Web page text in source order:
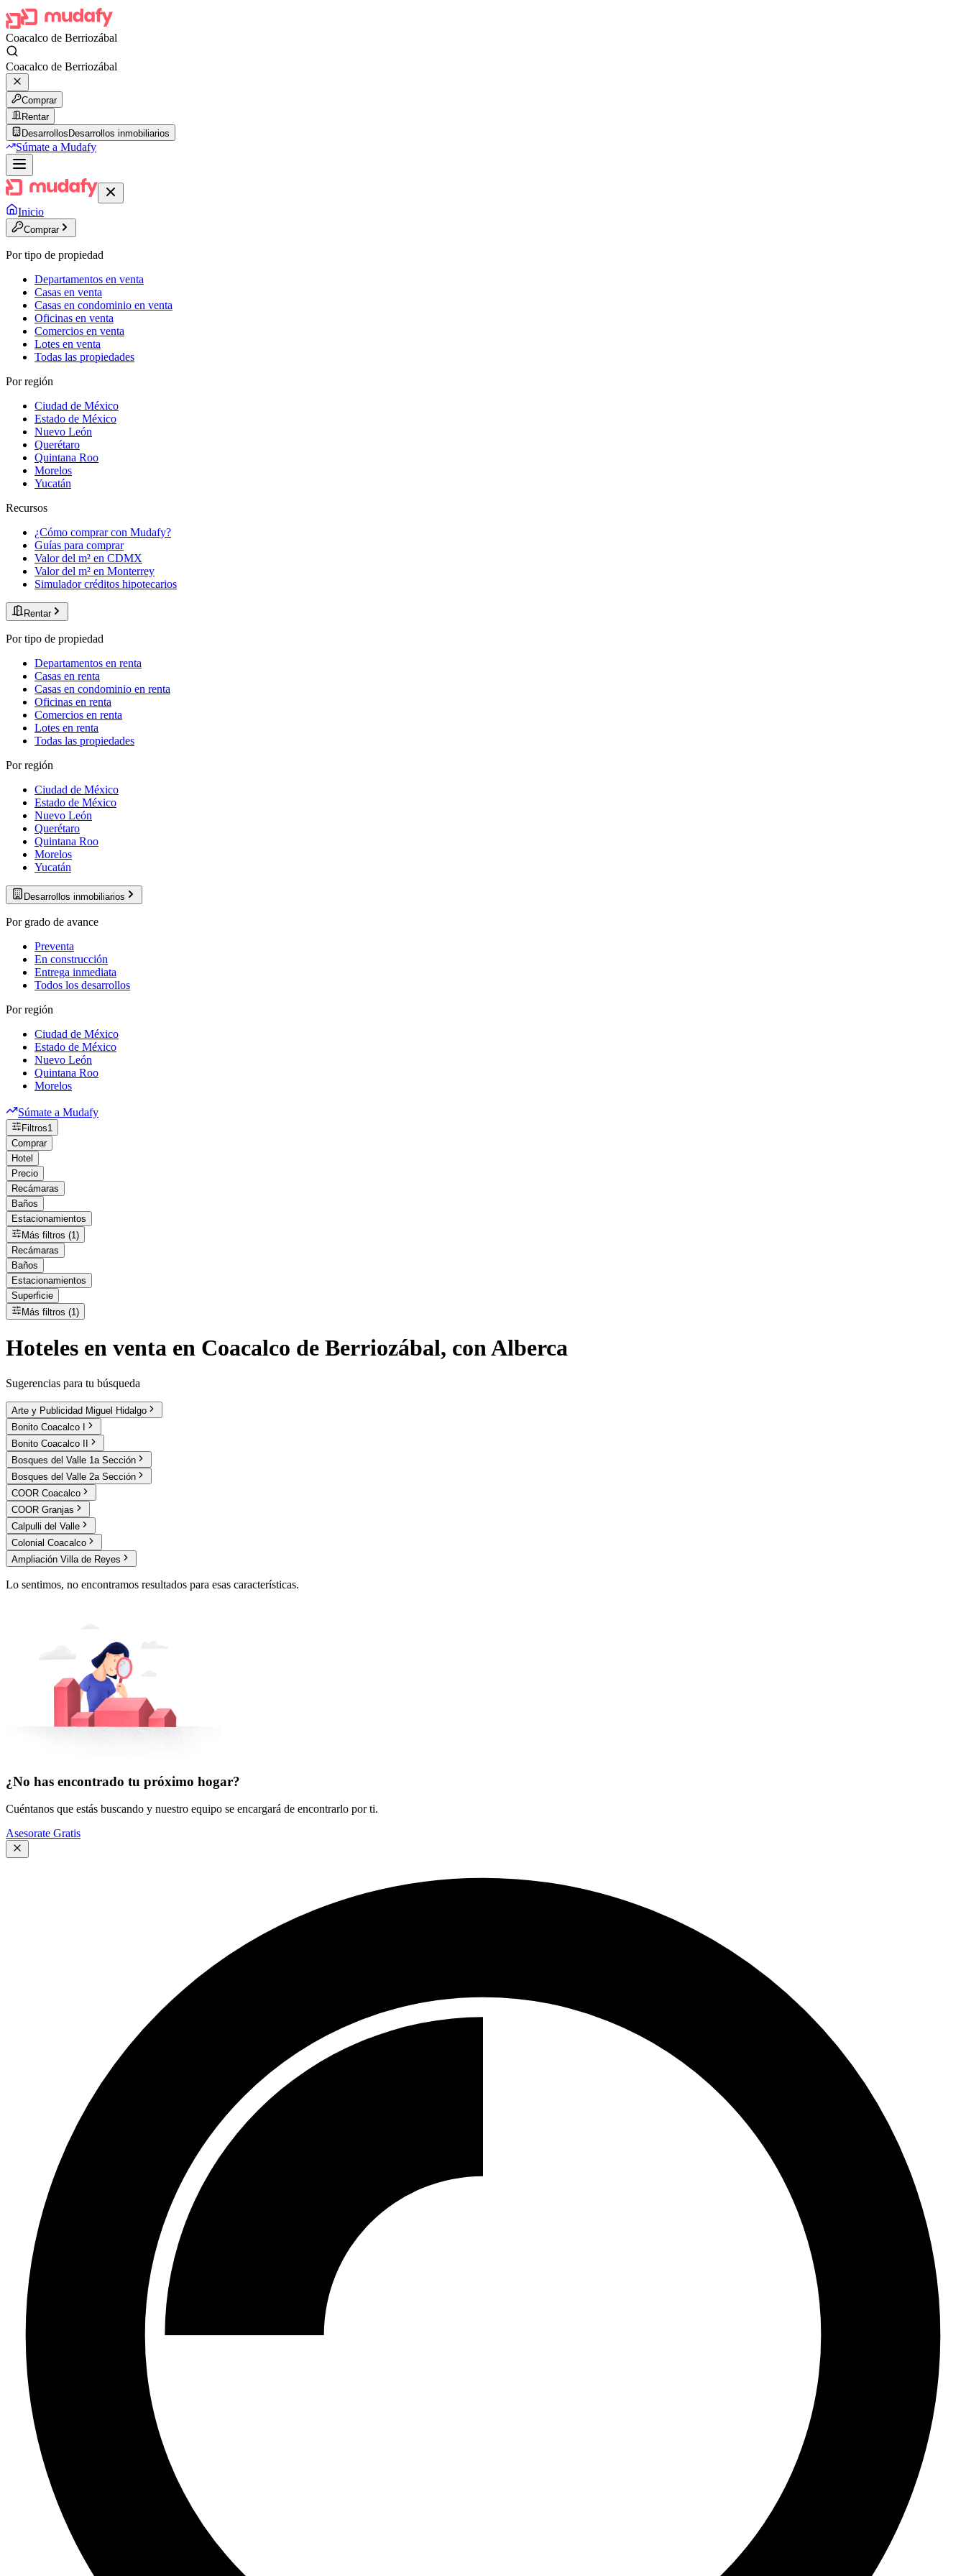
Coacalco de Berriozábal
Coacalco de Berriozábal
Comprar
Rentar
Desarrollos Desarrollos inmobiliarios
Súmate a Mudafy
Inicio
Comprar
Por tipo de propiedad
Departamentos en venta
Casas en venta
Casas en condominio en venta
Oficinas en venta
Comercios en venta
Lotes en venta
Todas las propiedades
Por región
Ciudad de México
Estado de México
Nuevo León
Querétaro
Quintana Roo
Morelos
Yucatán
Recursos
¿Cómo comprar con Mudafy?
Guías para comprar
Valor del m² en CDMX
Valor del m² en Monterrey
Simulador créditos hipotecarios
Rentar
Por tipo de propiedad
Departamentos en renta
Casas en renta
Casas en condominio en renta
Oficinas en renta
Comercios en renta
Lotes en renta
Todas las propiedades
Por región
Ciudad de México
Estado de México
Nuevo León
Querétaro
Quintana Roo
Morelos
Yucatán
Desarrollos inmobiliarios
Por grado de avance
Preventa
En construcción
Entrega inmediata
Todos los desarrollos
Por región
Ciudad de México
Estado de México
Nuevo León
Quintana Roo
Morelos
Súmate a Mudafy
Filtros1
Comprar
Hotel
Precio
Recámaras
Baños
Estacionamientos
Más filtros (1)
Recámaras
Baños
Estacionamientos
Superficie
Más filtros (1)
Hoteles en venta en Coacalco de Berriozábal, con Alberca
Sugerencias para tu búsqueda
Arte y Publicidad Miguel Hidalgo
Bonito Coacalco I
Bonito Coacalco II
Bosques del Valle 1a Sección
Bosques del Valle 2a Sección
COOR Coacalco
COOR Granjas
Calpulli del Valle
Colonial Coacalco
Ampliación Villa de Reyes
Lo sentimos, no encontramos resultados para esas características.
¿No has encontrado tu próximo hogar?
Cuéntanos que estás buscando y nuestro equipo se encargará de encontrarlo por ti.
Asesorate Gratis